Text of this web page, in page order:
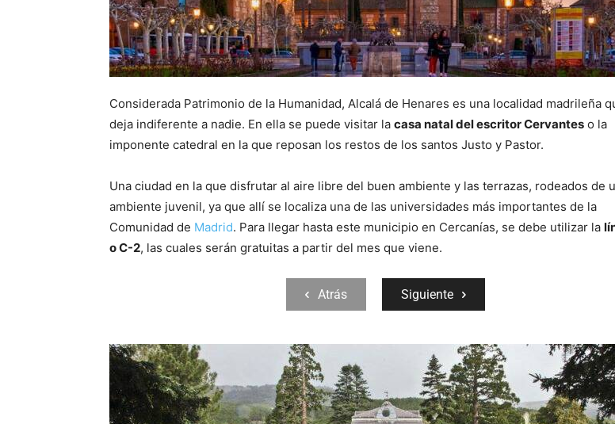
Considerada Patrimonio de la Humanidad, Alcalá de Henares es una localidad madrileña
deja indiferente a nadie. En ella se puede visitar la casa natal del escritor Cervantes o la
imponente catedral en la que reposan los restos de los santos Justo y Pastor.
Una ciudad en la que disfrutar al aire libre del buen ambiente y las terrazas, rodeados de
ambiente juvenil, ya que allí se localiza una de las universidades más importantes de la
Comunidad de Madrid. Para llegar hasta este municipio en Cercanías, se debe utilizar la
o C-2, las cuales serán gratuitas a partir del mes que viene.
Atrás Siguiente